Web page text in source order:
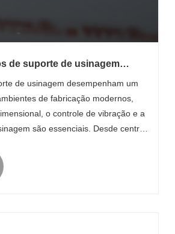
de suporte de usinagem
de usinagem desempenham um
de fabricação modernos,
o controle de vibração e a
são essenciais. Desde centros
componentes de suporte ajud......